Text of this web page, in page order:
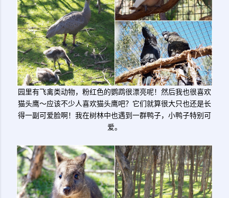
园里有飞禽类动物，粉红色的鹦鹉很漂亮呢！然后我也很喜欢
猫头鹰～应该不少人喜欢猫头鹰吧？它们就算很大只也还是长
得一副可爱脸啊！我在树林中也遇到一群鸭子，小鸭子特别可
爱。